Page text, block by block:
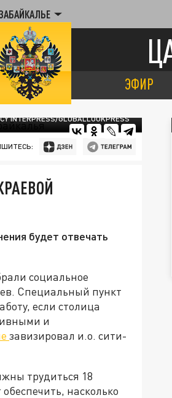
ЭФИР
INTERPRESS/GLOBALLOOKPRESS
будет отвечать
социальное
Специальный пункт
если столица
и
завизировал и.о. сити-
трудиться 18
насколько